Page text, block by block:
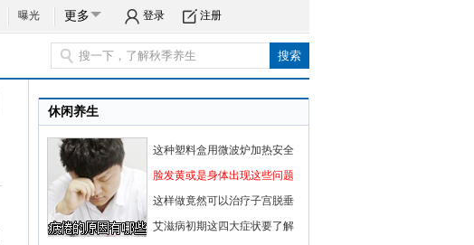
曝光 更多 登录 注册
休闲养生
这种塑料盒用微波炉加热安全
脸发黄或是身体出现这些问题
这样做竟然可以治疗子宫脱垂
艾滋病初期这四大症状要了解